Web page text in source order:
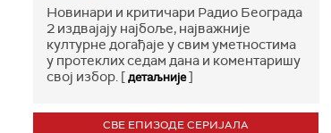
Новинари и критичари Радио Београда
2 издвајају најбоље, најважније
културне догађаје у свим уметностима
у протеклих седам дана и коментаришу
свој избор. [детаљније]
СВЕ ЕПИЗОДЕ СЕРИЈАЛА